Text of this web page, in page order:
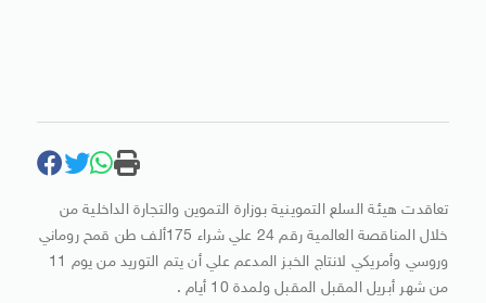
تعاقدت هيئة السلع التموينية بوزارة التموين والتجارة الداخلية من
خلال المناقصة العالمية رقم 24 علي شراء 175ألف طن قمح روماني
وروسي وأمريكي لانتاج الخبز المدعم علي أن يتم التوريد من يوم 11
من شهر أبريل المقبل المقبل ولمدة 10 أيام .